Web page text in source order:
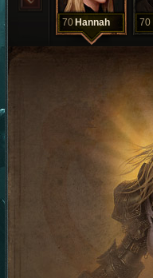
70 Hannah 70